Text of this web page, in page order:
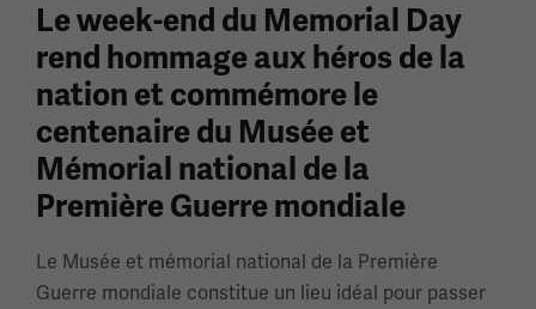
Le week-end du Memorial Day
rend hommage aux héros de la
nation et commémore le
centenaire du Musée et
Mémorial national de la
Première Guerre mondiale
Le Musée et mémorial national de la Première
Guerre mondiale constitue un lieu idéal pour passer